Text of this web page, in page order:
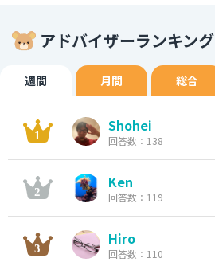
アドバイザーランキング
週間 月間 総合
Shohei
回答数：138
Ken
回答数：119
Hiro
回答数：110